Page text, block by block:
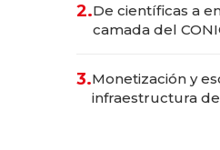
2.De científicas a
camada del
3.Monetización y
infraestructura